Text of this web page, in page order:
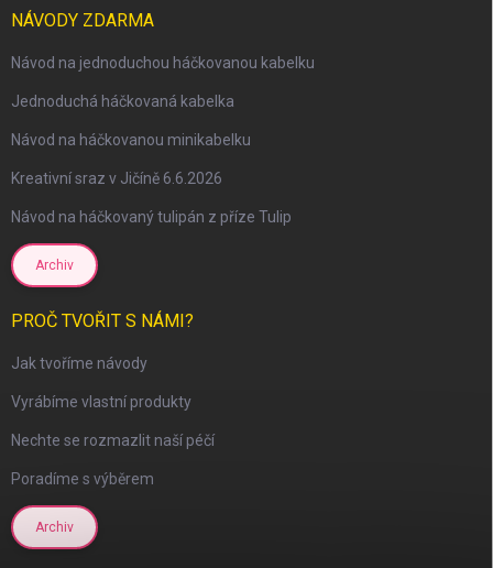
NÁVODY ZDARMA
Návod na jednoduchou háčkovanou kabelku
Jednoduchá háčkovaná kabelka
Návod na háčkovanou minikabelku
Kreativní sraz v Jičíně 6.6.2026
Návod na háčkovaný tulipán z příze Tulip
Archiv
PROČ TVOŘIT S NÁMI?
Jak tvoříme návody
Vyrábíme vlastní produkty
Nechte se rozmazlit naší péčí
Poradíme s výběrem
Archiv